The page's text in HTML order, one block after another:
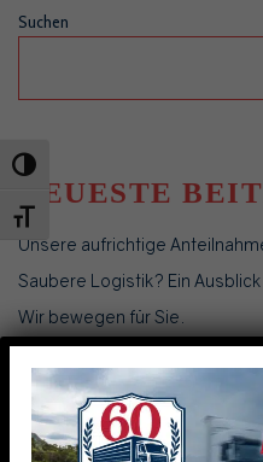
UMSCHALTEN AUF
SCHRIFT VERGRÖSSERN
Suchen
NEUESTE
Unsere aufrichtige
Saubere Logistik? Ein Ausblick.
Wir bewegen für Sie.
Walter-Christoph Buhr
#buhrzeigtkontur
Besondere Ladung #1